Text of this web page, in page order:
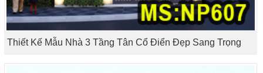
Thiết Kế Mẫu Nhà 3 Tầng Tân Cổ Điển Đẹp Sang Trọng